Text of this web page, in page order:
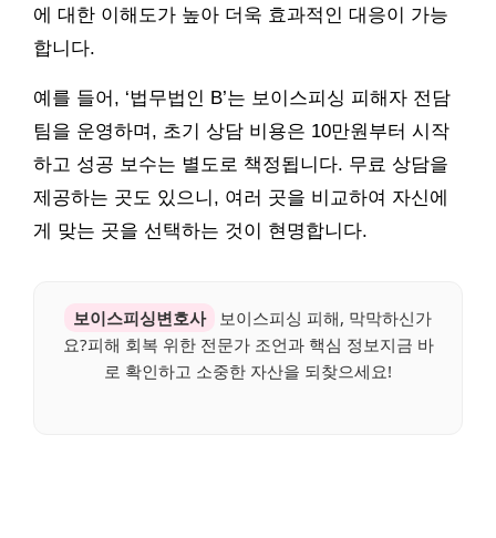
에 대한 이해도가 높아 더욱 효과적인 대응이 가능
합니다.
예를 들어, ‘법무법인 B’는 보이스피싱 피해자 전담
팀을 운영하며, 초기 상담 비용은 10만원부터 시작
하고 성공 보수는 별도로 책정됩니다. 무료 상담을
제공하는 곳도 있으니, 여러 곳을 비교하여 자신에
게 맞는 곳을 선택하는 것이 현명합니다.
보이스피싱변호사
보이스피싱 피해, 막막하신가
요?피해 회복 위한 전문가 조언과 핵심 정보지금 바
로 확인하고 소중한 자산을 되찾으세요!